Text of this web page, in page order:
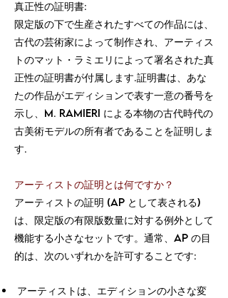
真正性の証明書:
限定版の下で生産されたすべての作品には、
古代の芸術家によって制作され、アーティス
トのマット・ラミエリによって署名された真
正性の証明書が付属します.証明書は、あな
たの作品がエディションで表す一意の番号を
示し、M. Ramieri による本物の古代時代の
古美術モデルの所有者であることを証明しま
す.
アーティストの証明とは何ですか？
アーティストの証明 (ap として表される)
は、限定版の有限版数量に対する例外として
機能する小さなセットです。通常、ap の目
的は、次のいずれかを許可することです:
アーティストは、エディションの小さな変